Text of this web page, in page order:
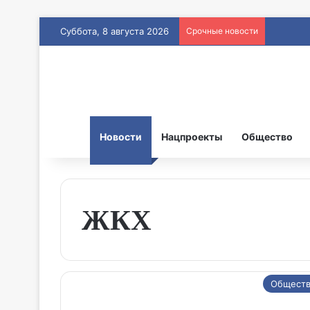
Суббота, 8 августа 2026 Срочные новости
Новости Нацпроекты Общество
ЖКХ